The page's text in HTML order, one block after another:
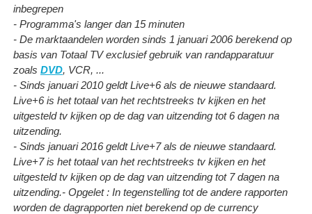
inbegrepen
- Programma's langer dan 15 minuten
- De marktaandelen worden sinds 1 januari 2006 berekend op
basis van Totaal TV exclusief gebruik van randapparatuur
zoals DVD, VCR, ...
- Sinds januari 2010 geldt Live+6 als de nieuwe standaard.
Live+6 is het totaal van het rechtstreeks tv kijken en het
uitgesteld tv kijken op de dag van uitzending tot 6 dagen na
uitzending.
- Sinds januari 2016 geldt Live+7 als de nieuwe standaard.
Live+7 is het totaal van het rechtstreeks tv kijken en het
uitgesteld tv kijken op de dag van uitzending tot 7 dagen na
uitzending.- Opgelet : In tegenstelling tot de andere rapporten
worden de dagrapporten niet berekend op de currency